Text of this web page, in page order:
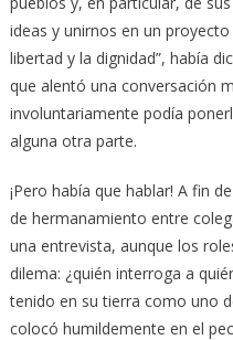
ideas y unirnos en un
libertad y la dignidad”, había
que alentó una conversación
involuntariamente podía
alguna otra parte.
¡Pero había que hablar! A fin
de hermanamiento entre
una entrevista, aunque los
dilema: ¿quién interroga a
tenido en su tierra como uno
colocó humildemente en el